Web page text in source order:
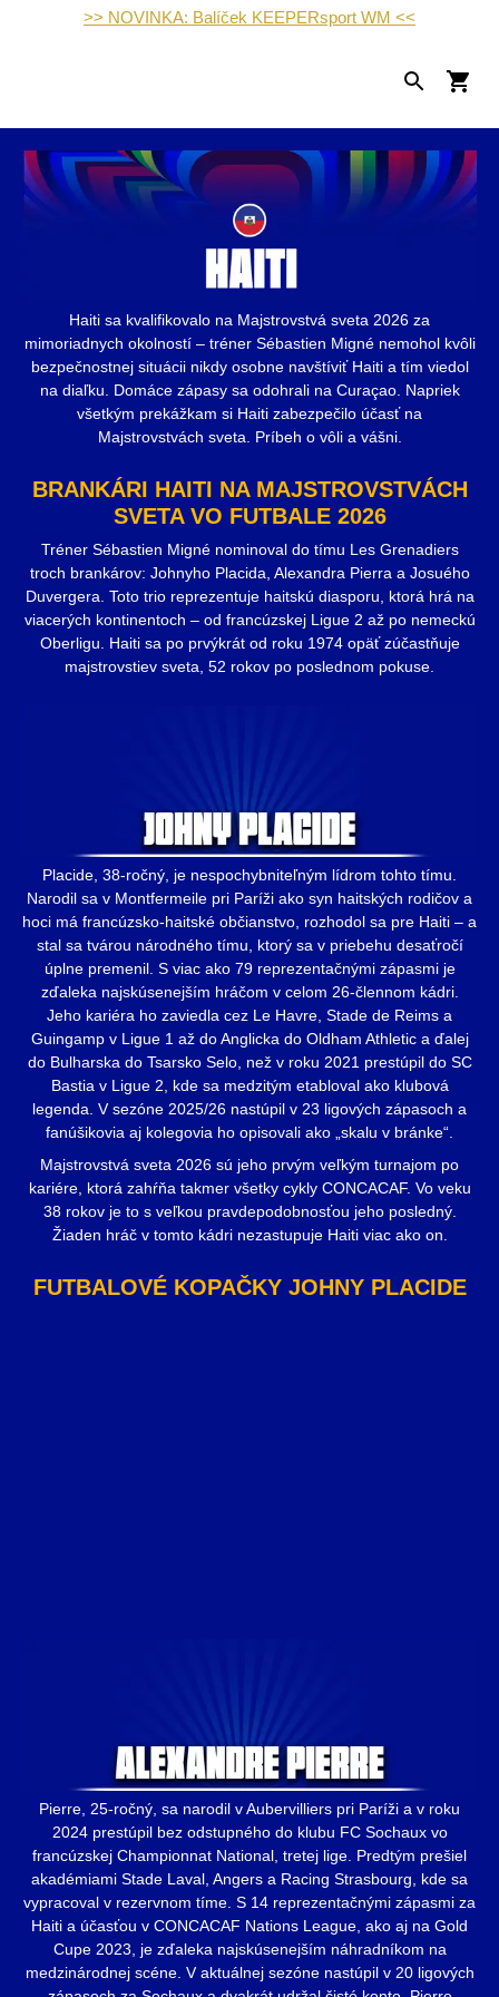
>> NOVINKA: Balíček KEEPERsport WM <<
Haiti sa kvalifikovalo na Majstrovstvá sveta 2026 za
mimoriadnych okolností – tréner Sébastien Migné nemohol kvôli
bezpečnostnej situácii nikdy osobne navštíviť Haiti a tím viedol
na diaľku. Domáce zápasy sa odohrali na Curaçao. Napriek
všetkým prekážkam si Haiti zabezpečilo účasť na
Majstrovstvách sveta. Príbeh o vôli a vášni.
BRANKÁRI HAITI NA MAJSTROVSTVÁCH
SVETA VO FUTBALE 2026
Tréner Sébastien Migné nominoval do tímu Les Grenadiers
troch brankárov: Johnyho Placida, Alexandra Pierra a Josuého
Duvergera. Toto trio reprezentuje haitskú diasporu, ktorá hrá na
viacerých kontinentoch – od francúzskej Ligue 2 až po nemeckú
Oberligu. Haiti sa po prvýkrát od roku 1974 opäť zúčastňuje
majstrovstiev sveta, 52 rokov po poslednom pokuse.
Placide, 38-ročný, je nespochybniteľným lídrom tohto tímu.
Narodil sa v Montfermeile pri Paríži ako syn haitských rodičov a
hoci má francúzsko-haitské občianstvo, rozhodol sa pre Haiti – a
stal sa tvárou národného tímu, ktorý sa v priebehu desaťročí
úplne premenil. S viac ako 79 reprezentačnými zápasmi je
zďaleka najskúsenejším hráčom v celom 26-člennom kádri.
Jeho kariéra ho zaviedla cez Le Havre, Stade de Reims a
Guingamp v Ligue 1 až do Anglicka do Oldham Athletic a ďalej
do Bulharska do Tsarsko Selo, než v roku 2021 prestúpil do SC
Bastia v Ligue 2, kde sa medzitým etabloval ako klubová
legenda. V sezóne 2025/26 nastúpil v 23 ligových zápasoch a
fanúšikovia aj kolegovia ho opisovali ako „skalu v bránke“.
Majstrovstvá sveta 2026 sú jeho prvým veľkým turnajom po
kariére, ktorá zahŕňa takmer všetky cykly CONCACAF. Vo veku
38 rokov je to s veľkou pravdepodobnosťou jeho posledný.
Žiaden hráč v tomto kádri nezastupuje Haiti viac ako on.
FUTBALOVÉ KOPAČKY JOHNY PLACIDE
Pierre, 25-ročný, sa narodil v Aubervilliers pri Paríži a v roku
2024 prestúpil bez odstupného do klubu FC Sochaux vo
francúzskej Championnat National, tretej lige. Predtým prešiel
akadémiami Stade Laval, Angers a Racing Strasbourg, kde sa
vypracoval v rezervnom tíme. S 14 reprezentačnými zápasmi za
Haiti a účasťou v CONCACAF Nations League, ako aj na Gold
Cupe 2023, je zďaleka najskúsenejším náhradníkom na
medzinárodnej scéne. V aktuálnej sezóne nastúpil v 20 ligových